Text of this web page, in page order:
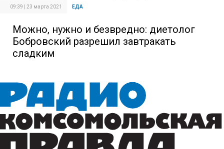
09:39 | 23 марта 2021 ЕДА
Можно, нужно и безвредно: диетолог
Бобровский разрешил завтракать
сладким